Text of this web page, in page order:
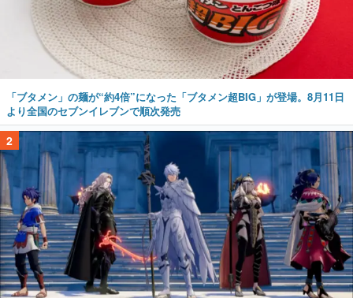
「ブタメン」の麺が“約4倍”になった「ブタメン超BIG」が登場。8月11日
より全国のセブンイレブンで順次発売
2